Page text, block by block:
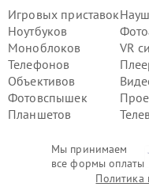
Мы принимаем
все формы оплаты
Игровых приставок
Ноутбуков
Моноблоков
Телефонов
Объективов
Фотовспышек
Планшетов
VR
Самара
Замена корпуса
Пермь
Замена корпуса
Красноярск
Замена корпуса
Ижевск
Замена корпуса
Челябинск
Замена корпуса
Политика